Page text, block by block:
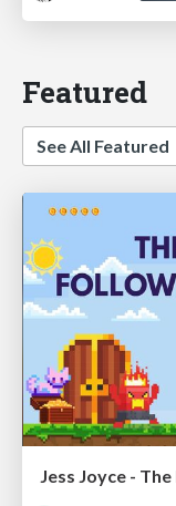
Featured
See All Featured
Jess Joyce -